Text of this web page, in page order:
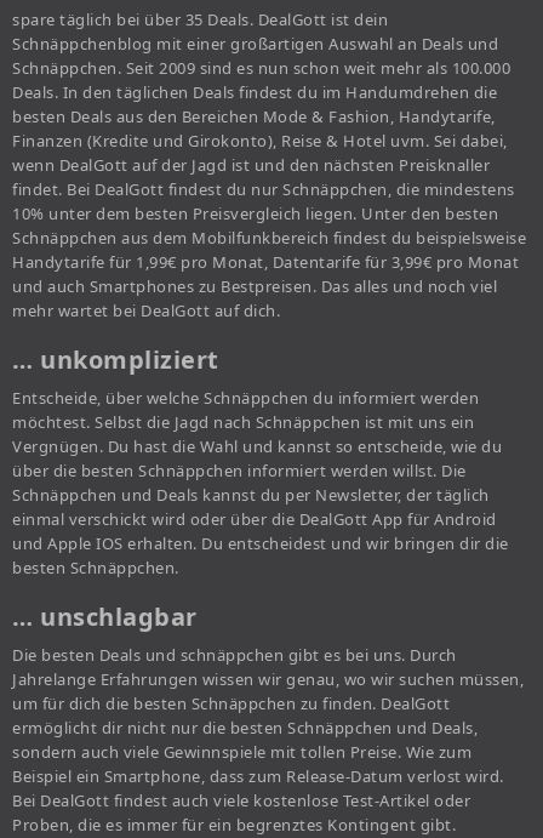
spare täglich bei über 35 Deals. DealGott ist dein
Schnäppchenblog mit einer großartigen Auswahl an Deals und
Schnäppchen. Seit 2009 sind es nun schon weit mehr als 100.000
Deals. In den täglichen Deals findest du im Handumdrehen die
besten Deals aus den Bereichen Mode & Fashion, Handytarife,
Finanzen (Kredite und Girokonto), Reise & Hotel uvm. Sei dabei,
wenn DealGott auf der Jagd ist und den nächsten Preisknaller
findet. Bei DealGott findest du nur Schnäppchen, die mindestens
10% unter dem besten Preisvergleich liegen. Unter den besten
Schnäppchen aus dem Mobilfunkbereich findest du beispielsweise
Handytarife für 1,99€ pro Monat, Datentarife für 3,99€ pro Monat
und auch Smartphones zu Bestpreisen. Das alles und noch viel
mehr wartet bei DealGott auf dich.
… unkompliziert
Entscheide, über welche Schnäppchen du informiert werden
möchtest. Selbst die Jagd nach Schnäppchen ist mit uns ein
Vergnügen. Du hast die Wahl und kannst so entscheide, wie du
über die besten Schnäppchen informiert werden willst. Die
Schnäppchen und Deals kannst du per Newsletter, der täglich
einmal verschickt wird oder über die DealGott App für Android
und Apple IOS erhalten. Du entscheidest und wir bringen dir die
besten Schnäppchen.
… unschlagbar
Die besten Deals und schnäppchen gibt es bei uns. Durch
Jahrelange Erfahrungen wissen wir genau, wo wir suchen müssen,
um für dich die besten Schnäppchen zu finden. DealGott
ermöglicht dir nicht nur die besten Schnäppchen und Deals,
sondern auch viele Gewinnspiele mit tollen Preise. Wie zum
Beispiel ein Smartphone, dass zum Release-Datum verlost wird.
Bei DealGott findest auch viele kostenlose Test-Artikel oder
Proben, die es immer für ein begrenztes Kontingent gibt.